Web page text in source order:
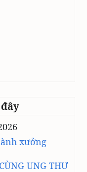
xưởng
UNG THƯ